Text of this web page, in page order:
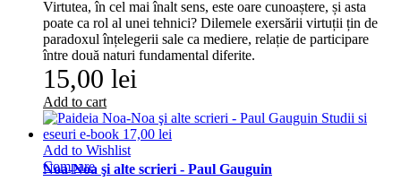
Virtutea, în cel mai înalt sens, este oare cunoaștere, și asta
poate ca rol al unei tehnici? Dilemele exersării virtuții țin de
paradoxul înțelegerii sale ca mediere, relație de participare
între două naturi fundamental diferite.
15,00 lei
Add to cart
Add to Wishlist
Compare
Noa-Noa şi alte scrieri - Paul Gauguin